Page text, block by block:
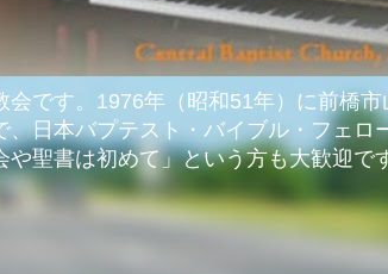
です。1976年（昭和51年）に前橋
日本バプテスト・バイブル・フェロ
聖書は初めて」という方も大歓迎で